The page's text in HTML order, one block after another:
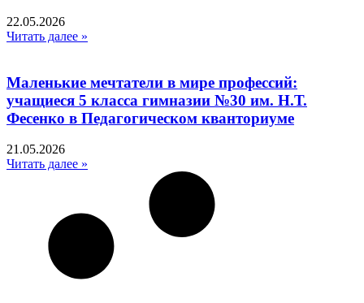
22.05.2026
Читать далее »
Маленькие мечтатели в мире профессий:
учащиеся 5 класса гимназии №30 им. Н.Т.
Фесенко в Педагогическом кванториуме
21.05.2026
Читать далее »